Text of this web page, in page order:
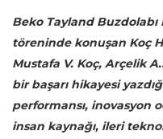
Beko Tayland Buzdolabı
töreninde konuşan Koç
Mustafa V. Koç, Arçelik
bir başarı hikayesi
performansı, inovasyon
insan kaynağı, ileri